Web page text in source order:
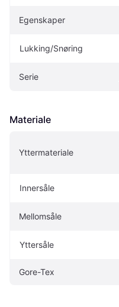
Egenskaper
Lukking/Snøring
Serie
Materiale
Yttermateriale
Innersåle
Mellomsåle
Yttersåle
Gore-Tex